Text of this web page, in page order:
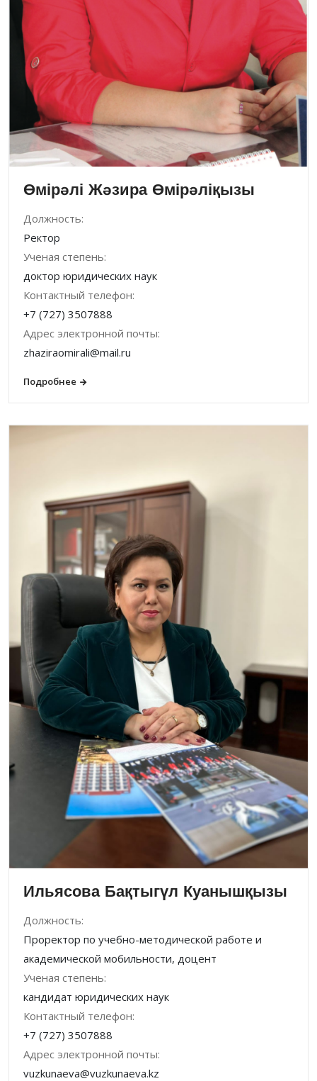
Өмірəлі Жəзира Өмірəліқызы
Должность:
Ректор
Ученая степень:
доктор юридических наук
Контактный телефон:
+7 (727) 3507888
Адрес электронной почты:
zhaziraomirali@mail.ru
Подробнее
Ильясова Бақтыгүл Куанышқызы
Должность:
Проректор по учебно-методической работе и
академической мобильности, доцент
Ученая степень:
кандидат юридиче­ских наук
Контактный телефон:
+7 (727) 3507888
Адрес электронной почты:
vuzkunaeva@vuzkunaeva.kz